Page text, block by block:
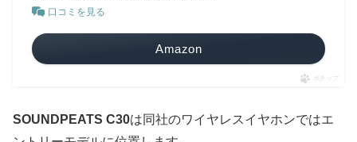
口コミを見る
Amazon
ポチップ
SOUNDPEATS C30は同社のワイヤレスイヤホンではエ